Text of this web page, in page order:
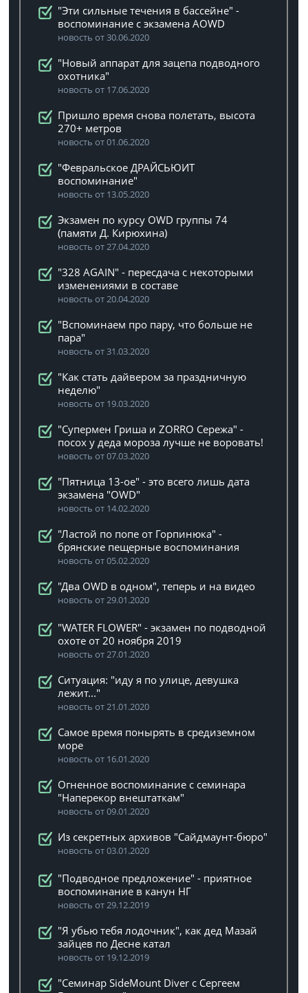
"Эти сильные течения в бассейне" -
воспоминание с экзамена AOWD
новость от 30.06.2020
"Новый аппарат для зацепа подводного
охотника"
новость от 17.06.2020
Пришло время снова полетать, высота
270+ метров
новость от 01.06.2020
"Февральское ДРАЙСЬЮИТ
воспоминание"
новость от 13.05.2020
Экзамен по курсу OWD группы 74
(памяти Д. Кирюхина)
новость от 27.04.2020
"328 AGAIN" - пересдача с некоторыми
изменениями в составе
новость от 20.04.2020
"Вспоминаем про пару, что больше не
пара"
новость от 31.03.2020
"Как стать дайвером за праздничную
неделю"
новость от 19.03.2020
"Супермен Гриша и ZORRO Сережа" -
посох у деда мороза лучше не воровать!
новость от 07.03.2020
"Пятница 13-ое" - это всего лишь дата
экзамена "OWD"
новость от 14.02.2020
"Ластой по попе от Горпинюка" -
брянские пещерные воспоминания
новость от 05.02.2020
"Два OWD в одном", теперь и на видео
новость от 29.01.2020
"WATER FLOWER" - экзамен по подводной
охоте от 20 ноября 2019
новость от 27.01.2020
Ситуация: "иду я по улице, девушка
лежит..."
новость от 21.01.2020
Самое время понырять в средиземном
море
новость от 16.01.2020
Огненное воспоминание с семинара
"Наперекор внештаткам"
новость от 09.01.2020
Из секретных архивов "Сайдмаунт-бюро"
новость от 03.01.2020
"Подводное предложение" - приятное
воспоминание в канун НГ
новость от 29.12.2019
"Я убью тебя лодочник", как дед Мазай
зайцев по Десне катал
новость от 19.12.2019
"Семинар SideMount Diver с Сергеем